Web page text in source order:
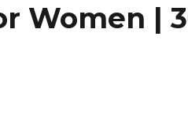
Women |